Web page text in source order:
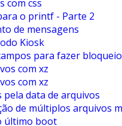
com css
o printf - Parte 2
de mensagens
Kiosk
para fazer bloqueio
com xz
com xz
pela data de arquivos
de múltiplos arquivos
último boot